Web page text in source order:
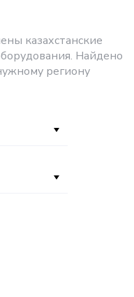
казахстанские
Найдено
региону